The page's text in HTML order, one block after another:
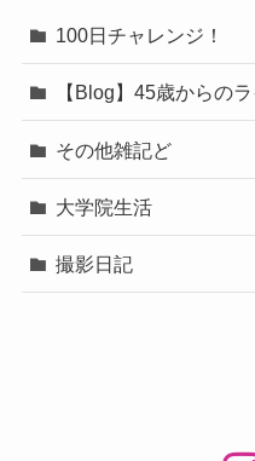
100日チャレンジ！
【Blog】45歳からの
その他雑記ど
大学院生活
撮影日記